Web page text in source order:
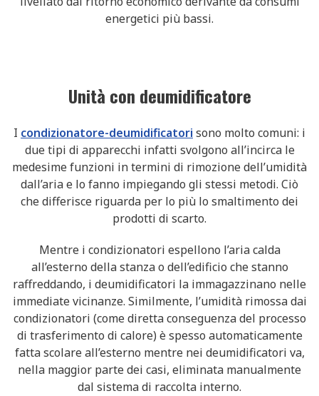
energetici più bassi.
Unità con deumidificatore
I condizionatore-deumidificatori sono molto comuni: i
due tipi di apparecchi infatti svolgono all’incirca le
medesime funzioni in termini di rimozione dell’umidità
dall’aria e lo fanno impiegando gli stessi metodi. Ciò
che differisce riguarda per lo più lo smaltimento dei
prodotti di scarto.
Mentre i condizionatori espellono l’aria calda
all’esterno della stanza o dell’edificio che stanno
raffreddando, i deumidificatori la immagazzinano nelle
immediate vicinanze. Similmente, l’umidità rimossa dai
condizionatori (come diretta conseguenza del processo
di trasferimento di calore) è spesso automaticamente
fatta scolare all’esterno mentre nei deumidificatori va,
nella maggior parte dei casi, eliminata manualmente
dal sistema di raccolta interno.